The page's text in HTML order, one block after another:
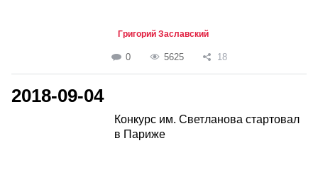
Григорий Заславский
0 5625 18
2018-09-04
Конкурс им. Светланова стартовал
в Париже